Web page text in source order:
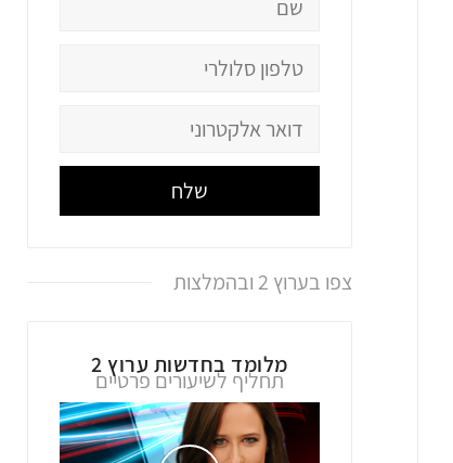
שלח
צפו בערוץ 2 ובהמלצות
מלומד בחדשות ערוץ 2
תחליף לשיעורים פרטיים